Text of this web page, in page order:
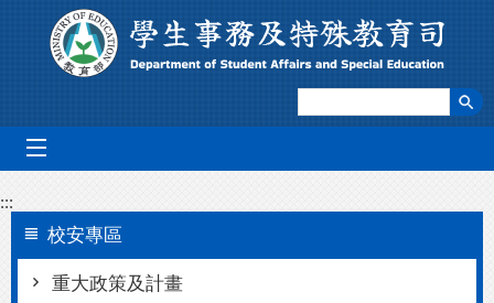
跳到主要內容區塊
:::
校安專區
重大政策及計畫